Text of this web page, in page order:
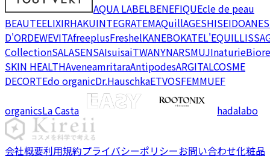
AQUA LABELBENEFIQUEcle de peau
BEAUTEELIXIRHAKUINTEGRATEMAQuillAGESHISEIDO
D'ORDEWEVITAfreeplusFreshelKANEBOKATEL'EQUIL
CollectionSALASENSAIsuisaiTWANYNARSMUJInaturieBiore
SKIN HEALTHAveneamritaraAntipodesARGITALCOSME
DECORTEdo organicDr.HauschkaETVOSFEMMUEF
organicsLa Casta hadalabo
会社概要利用規約プライバシーポリシーお問い合わせ化粧品